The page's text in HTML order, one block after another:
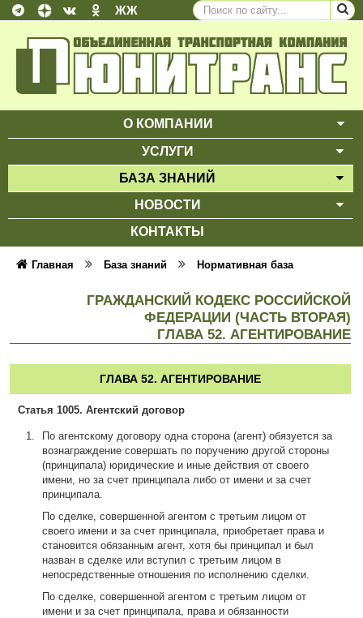
ЖЖ
О КОМПАНИИ
УСЛУГИ
БАЗА ЗНАНИЙ
НОВОСТИ
КОНТАКТЫ
Главная База знаний Нормативная база
ГРАЖДАНСКИЙ КОДЕКС РОССИЙСКОЙ
ФЕДЕРАЦИИ (ЧАСТЬ ВТОРАЯ)
ГЛАВА 52. АГЕНТИРОВАНИЕ
ГЛАВА 52. АГЕНТИРОВАНИЕ
Статья 1005. Агентский договор
По агентскому договору одна сторона (агент) обязуется за
вознаграждение совершать по поручению другой стороны
(принципала) юридические и иные действия от своего
имени, но за счет принципала либо от имени и за счет
принципала.
По сделке, совершенной агентом с третьим лицом от
своего имени и за счет принципала, приобретает права и
становится обязанным агент, хотя бы принципал и был
назван в сделке или вступил с третьим лицом в
непосредственные отношения по исполнению сделки.
По сделке, совершенной агентом с третьим лицом от
имени и за счет принципала, права и обязанности